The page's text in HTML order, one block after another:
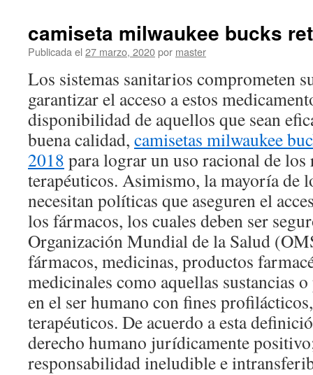
camiseta milwaukee bucks
Publicada el 27 marzo, 2020por master
Los sistemas sanitarios comprometen
garantizar el acceso a estos
disponibilidad de aquellos que sean
buena calidad, camisetas milwaukee
2018 para lograr un uso racional de
terapéuticos. Asimismo, la mayoría de
necesitan políticas que aseguren el
los fármacos, los cuales deben ser
Organización Mundial de la Salud
fármacos, medicinas, productos
medicinales como aquellas sustancias
en el ser humano con fines
terapéuticos. De acuerdo a esta
derecho humano jurídicamente
responsabilidad ineludible e